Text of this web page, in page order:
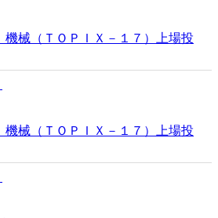
械（ＴＯＰＩＸ－１７）上場投
械（ＴＯＰＩＸ－１７）上場投